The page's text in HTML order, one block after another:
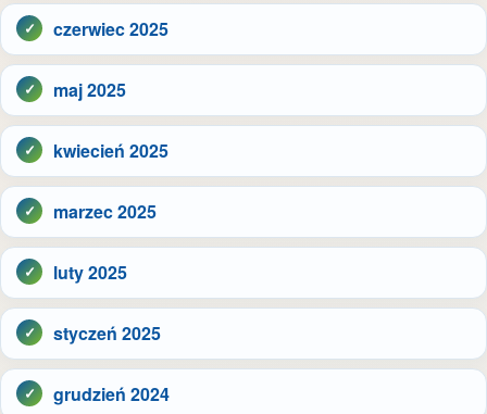
czerwiec 2025
maj 2025
kwiecień 2025
marzec 2025
luty 2025
styczeń 2025
grudzień 2024